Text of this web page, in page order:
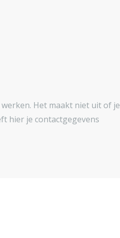
Het maakt niet uit of je
hier je contactgegevens